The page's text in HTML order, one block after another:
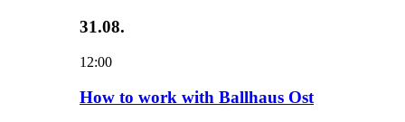
31.08.
12:00
How to work with Ballhaus Ost